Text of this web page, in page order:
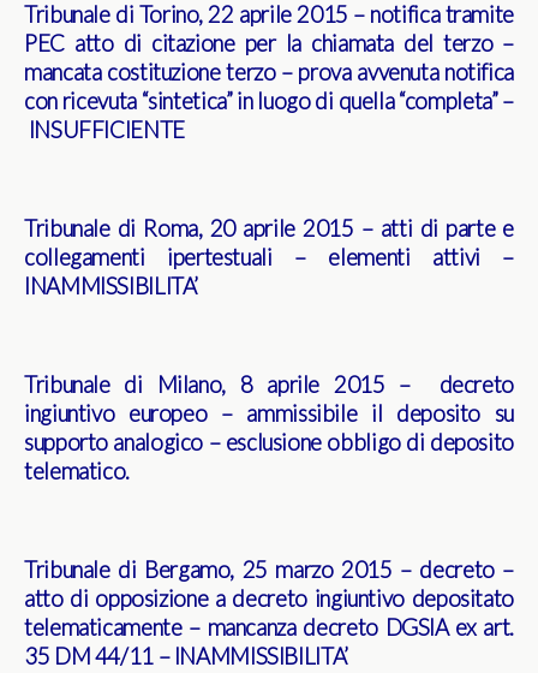
Tribunale di Torino, 22 aprile 2015 – notifica tramite
PEC atto di citazione per la chiamata del terzo –
mancata costituzione terzo – prova avvenuta notifica
con ricevuta “sintetica” in luogo di quella “completa” –
INSUFFICIENTE
Tribunale di Roma, 20 aprile 2015 – atti di parte e
collegamenti ipertestuali – elementi attivi –
INAMMISSIBILITA’
Tribunale di Milano, 8 aprile 2015 – decreto
ingiuntivo europeo – ammissibile il deposito su
supporto analogico – esclusione obbligo di deposito
telematico.
Tribunale di Bergamo, 25 marzo 2015 – decreto –
atto di opposizione a decreto ingiuntivo depositato
telematicamente – mancanza decreto DGSIA ex art.
35 DM 44/11 – INAMMISSIBILITA’